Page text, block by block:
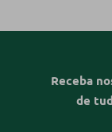
Receba
de